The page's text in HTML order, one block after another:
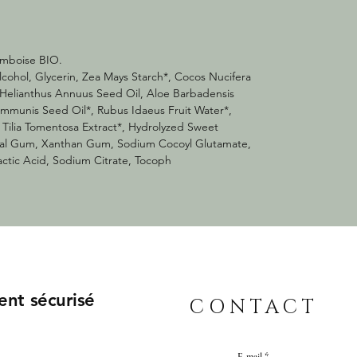
BIO.
Glycerin, Zea Mays Starch*, Cocos Nucifera
Annuus Seed Oil, Aloe Barbadensis
Seed Oil*, Rubus Idaeus Fruit Water*,
Tomentosa Extract*, Hydrolyzed Sweet
Gum, Xanthan Gum, Sodium Cocoyl Glutamate,
Acid, Sodium Citrate, Tocoph
sécurisé CONTACT